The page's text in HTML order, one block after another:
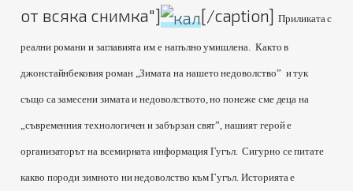
от всяка снимка"]
[/caption]Приликата с
реални романи и заглавията им е напълно умишлена. Както в
джонстайнбековия роман „Зимата на нашето недоволство” и тук
също са замесени зимата и недоволството, но понеже сме деца на
„съвременния технологичен и забързан свят”, нашият герой е
организаторът на всемирната информация Гугъл. Сигурно се питате
какво породи зимното ни недоволство към Гугъл. Историята е